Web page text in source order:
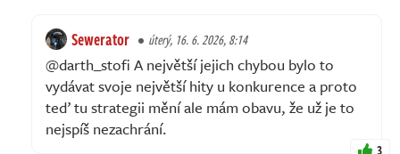
Sewerator úterý, 16. 6. 2026, 8:14
@darth_stofi A největší jejich chybou bylo to
vydávat svoje největší hity u konkurence a proto
teď tu strategii mění ale mám obavu, že už je to
nejspíš nezachrání.
3